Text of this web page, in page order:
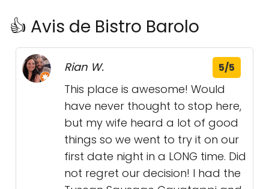
👍 Avis de Bistro Barolo
Rian W. 5/5
This place is awesome! Would
have never thought to stop here,
but my wife heard a lot of good
things so we went to try it on our
first date night in a LONG time. Did
not regret our decision! I had the